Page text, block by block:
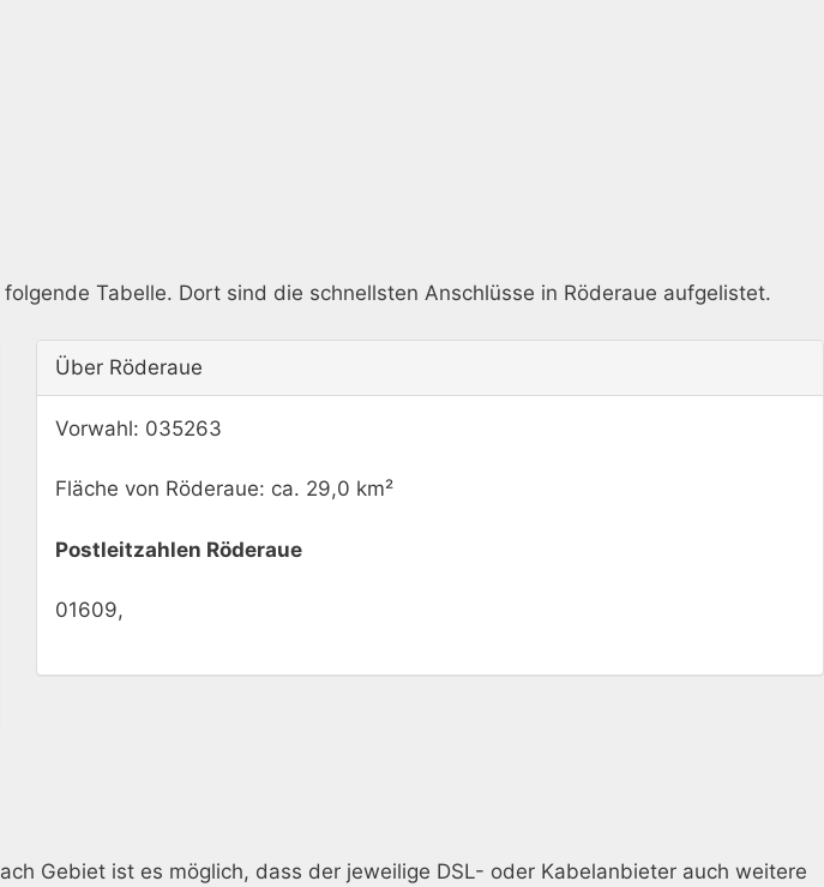
Tabelle. Dort sind die schnellsten Anschlüsse in Röderaue aufgelistet.
Über Röderaue
Vorwahl: 035263
Fläche von Röderaue: ca. 29,0 km²
Postleitzahlen Röderaue
01609,
Gebiet ist es möglich, dass der jeweilige DSL- oder Kabelanbieter auch weitere